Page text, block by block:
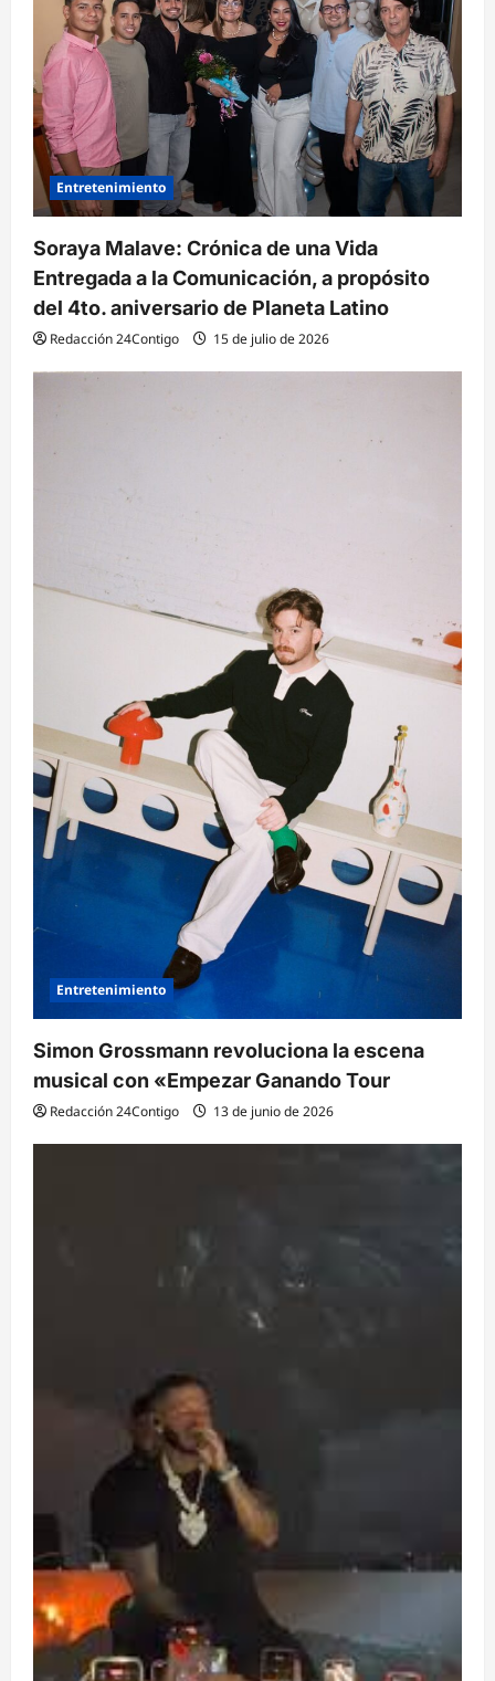
r
a
d
a
Entretenimiento
Soraya Malave: Crónica de una Vida
Entregada a la Comunicación, a propósito
del 4to. aniversario de Planeta Latino
Redacción 24Contigo 15 de julio de 2026
Entretenimiento
Simon Grossmann revoluciona la escena
musical con «Empezar Ganando Tour
Redacción 24Contigo 13 de junio de 2026